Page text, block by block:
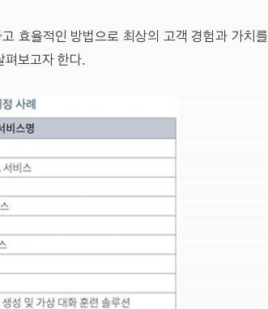
효율적인 방법으로 최상의 고객 경험과 가치를
보고자 한다.